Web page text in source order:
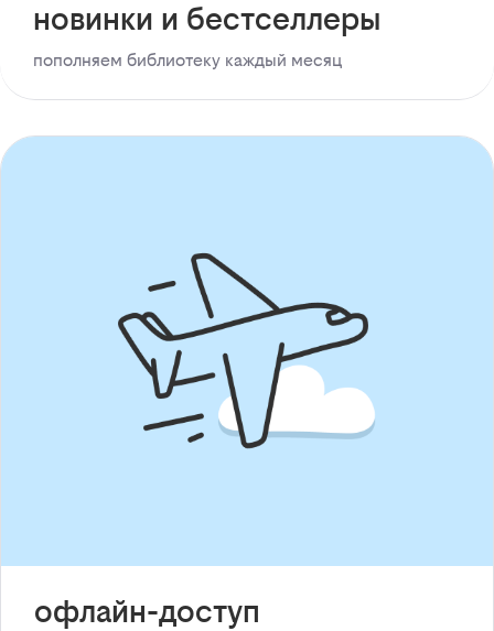
новинки и бестселлеры
пополняем библиотеку каждый месяц
офлайн-доступ